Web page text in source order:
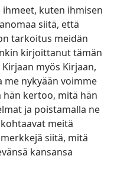
kuten ihmisen
siitä, että
tarkoitus meidän
kirjoittanut tämän
myös Kirjaan,
me nykyään voimme
hän kertoo, mitä hän
ja poistamalla ne
meitä
siitä, mitä
kansansa